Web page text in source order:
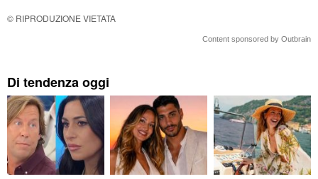
© RIPRODUZIONE VIETATA
Content sponsored by Outbrain
Di tendenza oggi